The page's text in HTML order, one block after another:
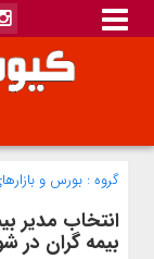
گروه : بورس و
انتخاب مدیر
بیمه گران در